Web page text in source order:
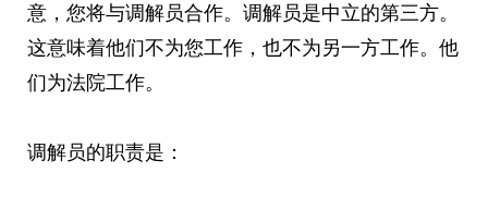
意，您将与调解员合作。调解员是中立的第三方。
这意味着他们不为您工作，也不为另一方工作。他
们为法院工作。
调解员的职责是：